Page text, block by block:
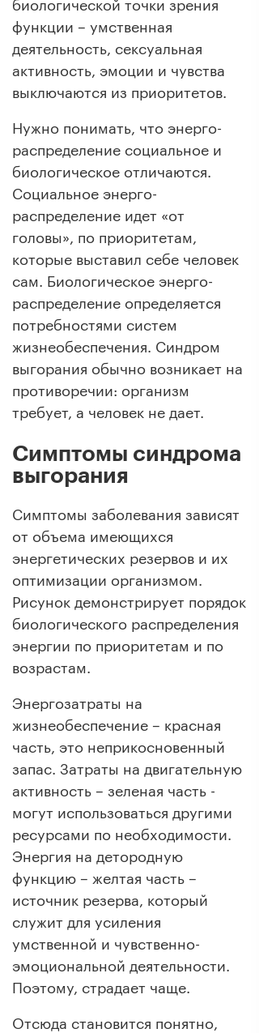
функции – умственная
деятельность, сексуальная
активность, эмоции и чувства
выключаются из приоритетов.
Нужно понимать, что энерго-
распределение социальное и
биологическое отличаются.
Социальное энерго-
распределение идет «от
головы», по приоритетам,
которые выставил себе человек
сам. Биологическое энерго-
распределение определяется
потребностями систем
жизнеобеспечения. Синдром
выгорания обычно возникает на
противоречии: организм
требует, а человек не дает.
Симптомы синдрома
выгорания
Симптомы заболевания зависят
от объема имеющихся
энергетических резервов и их
оптимизации организмом.
Рисунок демонстрирует порядок
биологического распределения
энергии по приоритетам и по
возрастам.
Энергозатраты на
жизнеобеспечение – красная
часть, это неприкосновенный
запас. Затраты на двигательную
активность – зеленая часть -
могут использоваться другими
ресурсами по необходимости.
Энергия на детородную
функцию – желтая часть –
источник резерва, который
служит для усиления
умственной и чувственно-
эмоциональной деятельности.
Поэтому, страдает чаще.
Отсюда становится понятно,